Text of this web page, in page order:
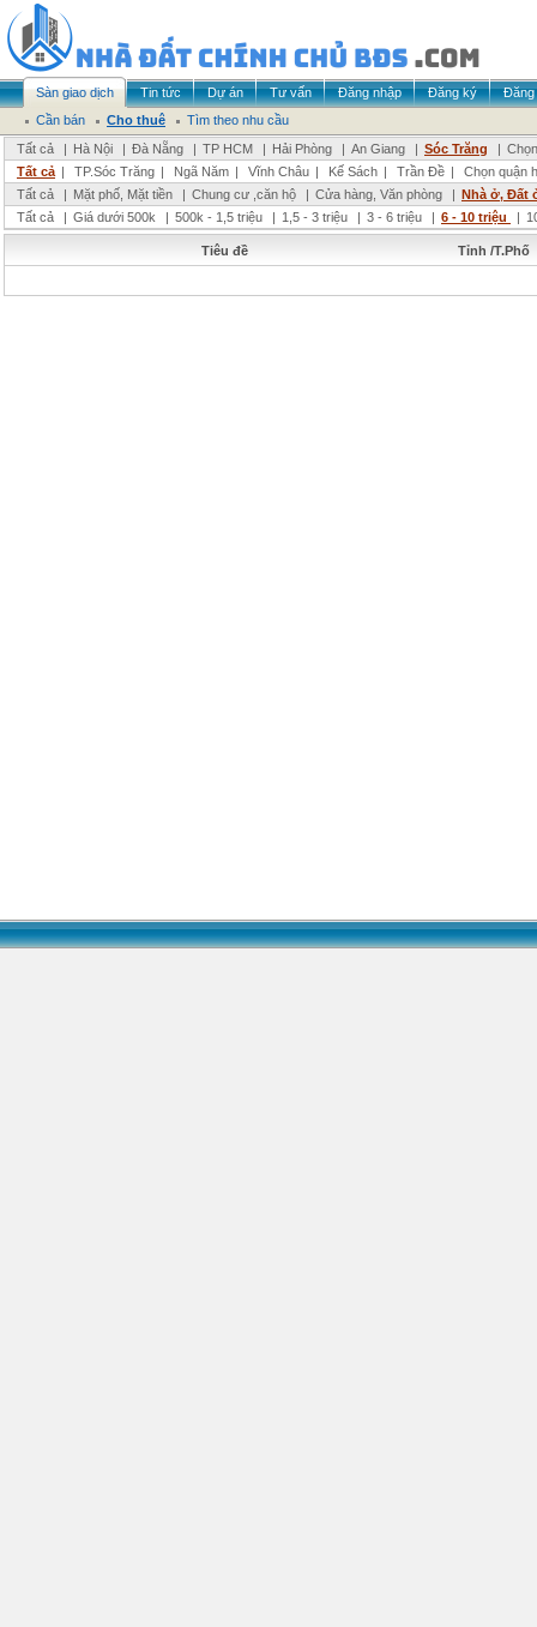
Sàn giao dịch Tin tức Dự án Tư vấn Đăng nhập Đăng ký
Đăng
Cần bán
Cho thuê
Tìm theo nhu cầu
Tất cả
| Hà Nội | Đà Nẵng | TP HCM | Hải Phòng | An Giang | Sóc Trăng |
Tất cả | TP.Sóc Trăng | Ngã Năm | Vĩnh Châu | Kế Sách | Trần Đề |
Chọn quận
Tất cả
| Mặt phố, Mặt tiền | Chung cư ,căn hộ | Cửa hàng, Văn phòng | Nhà ở, Đất
Tất cả
| Giá dưới 500k | 500k - 1,5 triệu | 1,5 - 3 triệu | 3 - 6 triệu | 6 - 10 triệu |
Tiêu đề Tỉnh /T.Phố